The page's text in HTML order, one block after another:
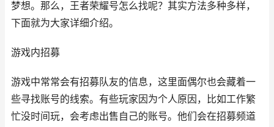
梦想。那么，王者荣耀号怎么找呢？其实方法多种多样，
下面就为大家详细介绍。
游戏内招募
游戏中常常会有招募队友的信息，这里面偶尔也会藏着一
些寻找账号的线索。有些玩家因为个人原因，比如工作繁
忙没时间玩，会考虑出售自己的账号。他们会在招募频道